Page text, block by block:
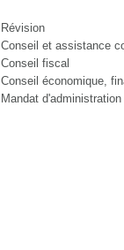
Révision
Conseil et assistance
Conseil fiscal
Conseil économique,
Mandat d'administration